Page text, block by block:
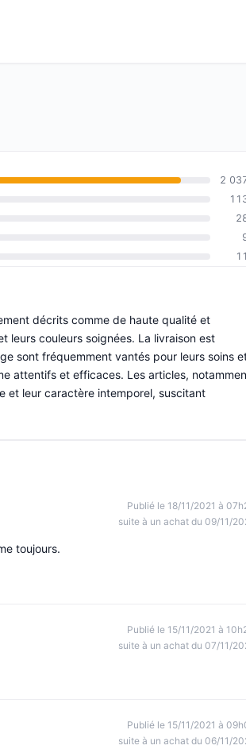
2
11
décrits comme de haute qualité et
leurs couleurs soignées. La livraison est
sont fréquemment vantés pour leurs soins
attentifs et efficaces. Les articles,
et leur caractère intemporel, suscitant
Publié le 18/11/2021 à
suite à un achat du 09/11/
toujours.
Publié le 15/11/2021 à
suite à un achat du 07/11/
Publié le 15/11/2021 à
suite à un achat du 06/11/